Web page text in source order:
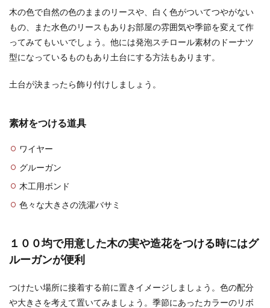
木の色で自然の色のままのリースや、白く色がついてつやがない
もの、また水色のリースもありお部屋の雰囲気や季節を変えて作
ってみてもいいでしょう。他には発泡スチロール素材のドーナツ
型になっているものもあり土台にする方法もあります。
土台が決まったら飾り付けしましょう。
素材をつける道具
ワイヤー
グルーガン
木工用ボンド
色々な大きさの洗濯バサミ
１００均で用意した木の実や造花をつける時にはグ
ルーガンが便利
つけたい場所に接着する前に置きイメージしましょう。色の配分
や大きさを考えて置いてみましょう。季節にあったカラーのリボ